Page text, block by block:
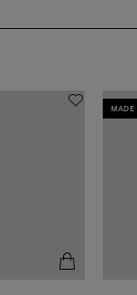
MADE